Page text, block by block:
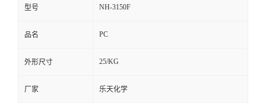
言
型号 NH-3150F
品名 PC
外形尺寸 25/KG
厂家 乐天化学